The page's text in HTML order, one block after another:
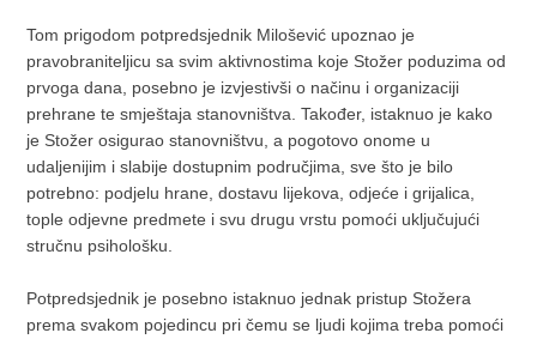
Tom prigodom potpredsjednik Milošević upoznao je
pravobraniteljicu sa svim aktivnostima koje Stožer poduzima od
prvoga dana, posebno je izvjestivši o načinu i organizaciji
prehrane te smještaja stanovništva. Također, istaknuo je kako
je Stožer osigurao stanovništvu, a pogotovo onome u
udaljenijim i slabije dostupnim područjima, sve što je bilo
potrebno: podjelu hrane, dostavu lijekova, odjeće i grijalica,
tople odjevne predmete i svu drugu vrstu pomoći uključujući
stručnu psihološku.
Potpredsjednik je posebno istaknuo jednak pristup Stožera
prema svakom pojedincu pri čemu se ljudi kojima treba pomoći